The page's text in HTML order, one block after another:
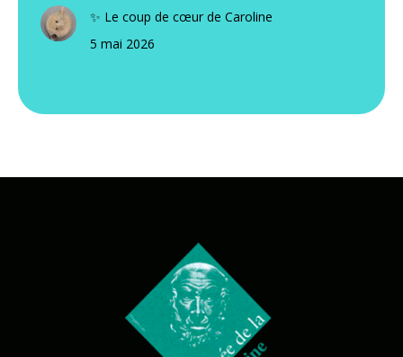
✨ Le coup de cœur de Caroline
5 mai 2026